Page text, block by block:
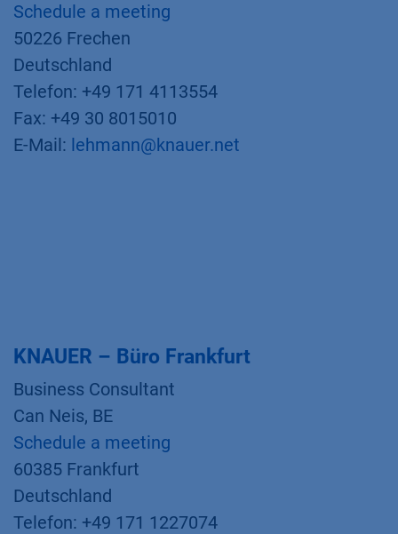
Schedule a meeting
50226 Frechen
Deutschland
Telefon: +49 171 4113554
Fax: +49 30 8015010
E-Mail: lehmann@knauer.net
KNAUER – Büro Frankfurt
Business Consultant
Can Neis, BE
Schedule a meeting
60385 Frankfurt
Deutschland
Telefon: +49 171 1227074